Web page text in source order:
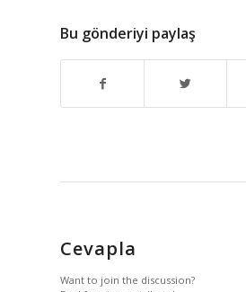
Bu gönderiyi paylaş
Cevapla
Want to join the discussion?